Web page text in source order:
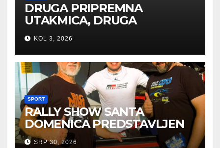
DRUGA PRIPREMNA
UTAKMICA, DRUGA
POBJEDA ZA TIGROVE
KOL 3, 2026
SPORT
RALLY SHOW SANTA
DOMENICA PREDSTAVLJEN
U AUSTRIJI
SRP 30, 2026